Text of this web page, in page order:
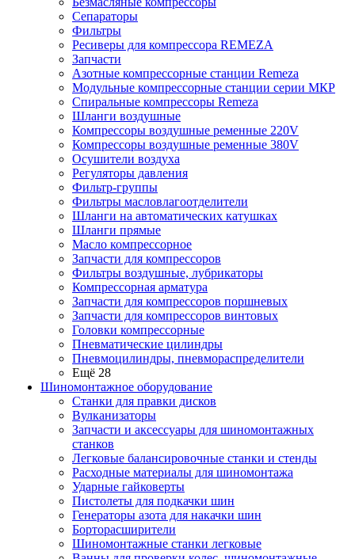
Сепараторы
Фильтры
Ресиверы для компрессора REMEZA
Запчасти
Азотные компрессорные станции Remeza
Модульные компрессорные станции серии МКР
Спиральные компрессоры Remeza
Шланги воздушные
Компрессоры воздушные ременные 220V
Компрессоры воздушные ременные 380V
Осушители воздуха
Регуляторы давления
Фильтр-группы
Фильтры масловлагоотделители
Шланги на автоматических катушках
Шланги прямые
Масло компрессорное
Запчасти для компрессоров
Фильтры воздушные, лубрикаторы
Компрессорная арматура
Запчасти для компрессоров поршневых
Запчасти для компрессоров винтовых
Головки компрессорные
Пневматические цилиндры
Пневмоцилиндры, пневмораспределители
Ещё 28
Шиномонтажное оборудование
Станки для правки дисков
Вулканизаторы
Запчасти и аксессуары для шиномонтажных
станков
Легковые балансировочные станки и стенды
Расходные материалы для шиномонтажа
Ударные гайковерты
Пистолеты для подкачки шин
Генераторы азота для накачки шин
Борторасширители
Шиномонтажные станки легковые